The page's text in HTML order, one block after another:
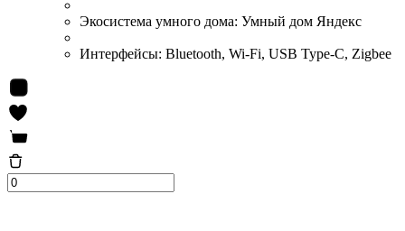
Экосистема умного дома: Умный дом Яндекс
Интерфейсы: Bluetooth, Wi-Fi, USB Type-C, Zigbee